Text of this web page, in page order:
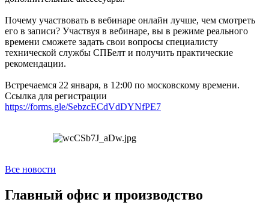
Почему участвовать в вебинаре онлайн лучше, чем смотреть
его в записи? Участвуя в вебинаре, вы в режиме реального
времени сможете задать свои вопросы специалисту
технической службы СПБелт и получить практические
рекомендации.
Встречаемся 22 января, в 12:00 по московскому времени.
Ссылка для регистрации
https://forms.gle/SebzcECdVdDYNfPE7
Все новости
Главный офис и производство